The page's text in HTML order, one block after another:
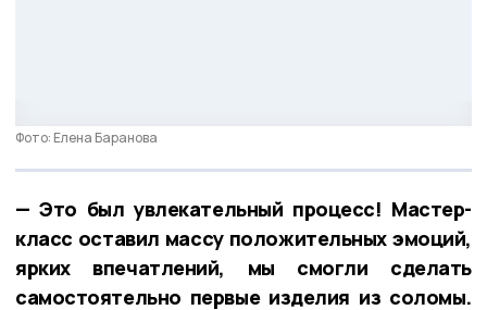
Фото: Елена Баранова
— Это был увлекательный процесс! Мастер-
класс оставил массу положительных эмоций,
ярких впечатлений, мы смогли сделать
самостоятельно первые изделия из соломы.